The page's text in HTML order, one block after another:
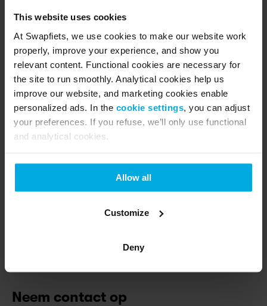
This website uses cookies
At Swapfiets, we use cookies to make our website work
properly, improve your experience, and show you
relevant content. Functional cookies are necessary for
the site to run smoothly. Analytical cookies help us
improve our website, and marketing cookies enable
personalized ads. In the cookie settings, you can adjust
your preferences. If you refuse, we’ll only use functional
and analytical cookies.
Allow all
Customize
Deny
Verenigd Koninkrijk. Swapfiets streeft naar meer
leefbare Europese steden door het aanbieden van
een zorgeloze fietservaring, 100% circulaire fietsen
en wil op korte termijn klimaatneutraal zijn. In
oktober 2022 trad Swapfiets officieel toe tot de B
Corp gemeenschap om hun missie te verstevigen.
Het concept van Swapfiets is vrij eenvoudig: voor
leden altijd een werkende fiets. En zijn er
onverhoopt problemen, dan wordt de fiets binnen 10
vervangen zonder extra kosten. Swapfiets verleent
Neem contact op